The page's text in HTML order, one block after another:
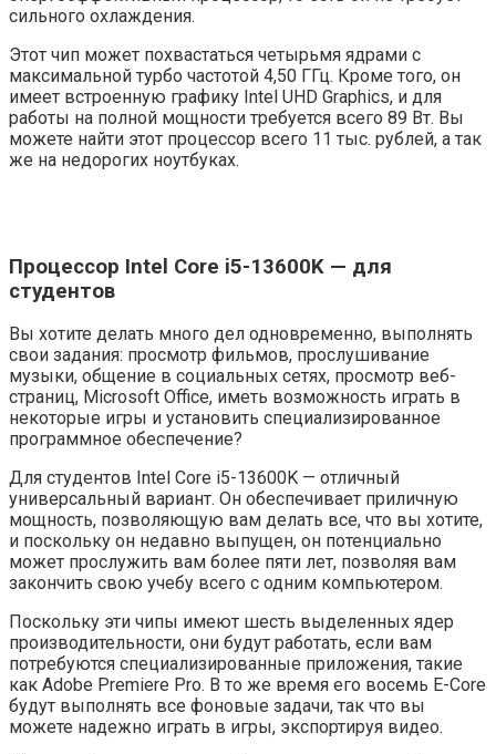
сильного охлаждения.
Этот чип может похвастаться четырьмя ядрами с
максимальной турбо частотой 4,50 ГГц. Кроме того, он
имеет встроенную графику Intel UHD Graphics, и для
работы на полной мощности требуется всего 89 Вт. Вы
можете найти этот процессор всего 11 тыс. рублей, а так
же на недорогих ноутбуках.
Процессор Intel Core i5-13600K — для
студентов
Вы хотите делать много дел одновременно, выполнять
свои задания: просмотр фильмов, прослушивание
музыки, общение в социальных сетях, просмотр веб-
страниц, Microsoft Office, иметь возможность играть в
некоторые игры и установить специализированное
программное обеспечение?
Для студентов Intel Core i5-13600K — отличный
универсальный вариант. Он обеспечивает приличную
мощность, позволяющую вам делать все, что вы хотите,
и поскольку он недавно выпущен, он потенциально
может прослужить вам более пяти лет, позволяя вам
закончить свою учебу всего с одним компьютером.
Поскольку эти чипы имеют шесть выделенных ядер
производительности, они будут работать, если вам
потребуются специализированные приложения, такие
как Adobe Premiere Pro. В то же время его восемь E-Core
будут выполнять все фоновые задачи, так что вы
можете надежно играть в игры, экспортируя видео.